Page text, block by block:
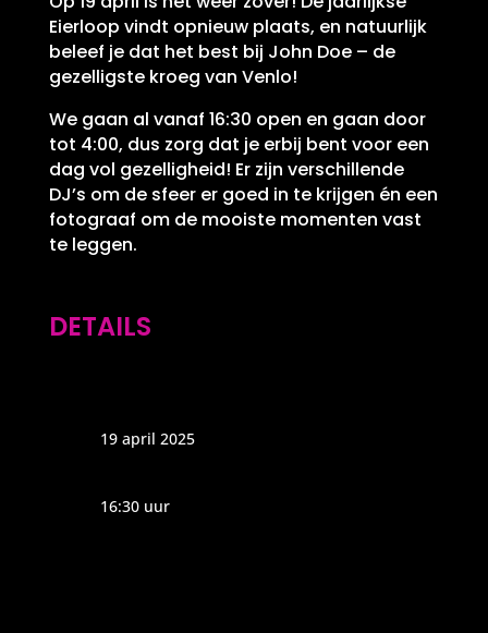
Eierloop vindt opnieuw plaats, en natuurlijk
beleef je dat het best bij John Doe – de
gezelligste kroeg van Venlo!
We gaan al vanaf 16:30 open en gaan door
tot 4:00, dus zorg dat je erbij bent voor een
dag vol gezelligheid! Er zijn verschillende
DJ’s om de sfeer er goed in te krijgen én een
fotograaf om de mooiste momenten vast
te leggen.
DETAILS
19 april 2025
16:30 uur